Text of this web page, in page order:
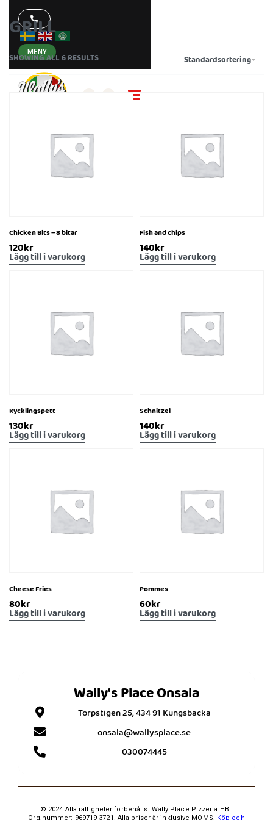
MENY
GRILL
SHOWING ALL 6 RESULTS Standardsortering
Chicken Bits – 8 bitar
120kr
Lägg till i varukorg
Fish and chips
140kr
Lägg till i varukorg
Kycklingspett
130kr
Lägg till i varukorg
Schnitzel
140kr
Lägg till i varukorg
Cheese Fries
80kr
Lägg till i varukorg
Pommes
60kr
Lägg till i varukorg
Wally's Place Onsala
Torpstigen 25, 434 91 Kungsbacka
onsala@wallysplace.se
030074445
© 2024 Alla rättigheter förbehålls. Wally Place Pizzeria HB |
Org.nummer: 969719-3721. Alla priser är inklusive MOMS. Köp och